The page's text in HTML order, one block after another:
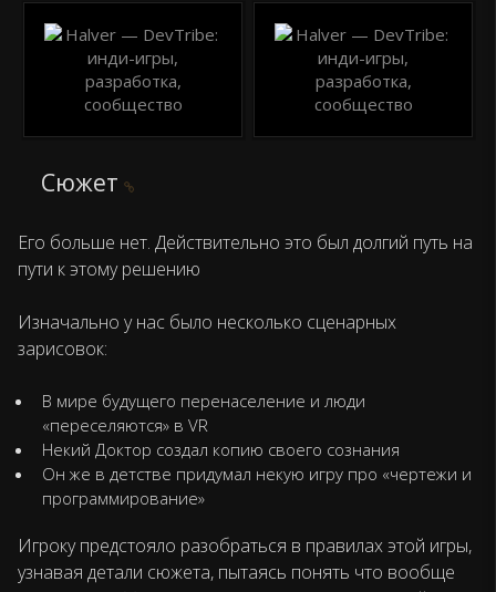
Сюжет
Его больше нет. Действительно это был долгий путь на
пути к этому решению
Изначально у нас было несколько сценарных
зарисовок:
В мире будущего перенаселение и люди
«переселяются» в VR
Некий Доктор создал копию своего сознания
Он же в детстве придумал некую игру про «чертежи и
программирование»
Игроку предстояло разобраться в правилах этой игры,
узнавая детали сюжета, пытаясь понять что вообще